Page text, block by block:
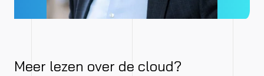
Meer lezen over de cloud?